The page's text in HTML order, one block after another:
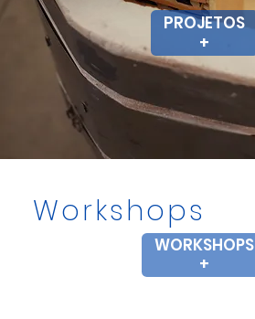
PROJETOS
+
Workshops
WORKSHOPS
+